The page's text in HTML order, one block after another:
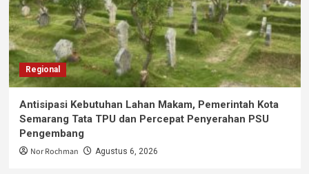
Regional
Antisipasi Kebutuhan Lahan Makam, Pemerintah Kota
Semarang Tata TPU dan Percepat Penyerahan PSU
Pengembang
Nor Rochman Agustus 6, 2026